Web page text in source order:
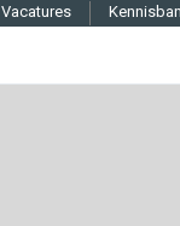
Vacatures